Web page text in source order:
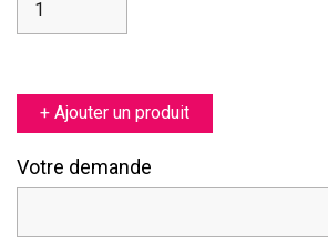
+ Ajouter un produit
Votre demande